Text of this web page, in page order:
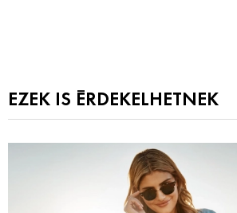
EZEK IS ÉRDEKELHETNEK